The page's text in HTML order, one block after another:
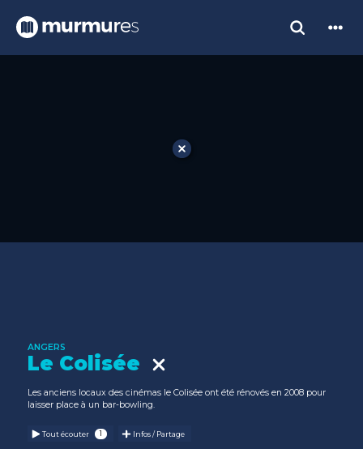
ANGERS
Le Colisée
Les anciens locaux des cinémas le Colisée ont été rénovés en 2008 pour
laisser place à un bar-bowling.
Tout écouter Infos / Partage